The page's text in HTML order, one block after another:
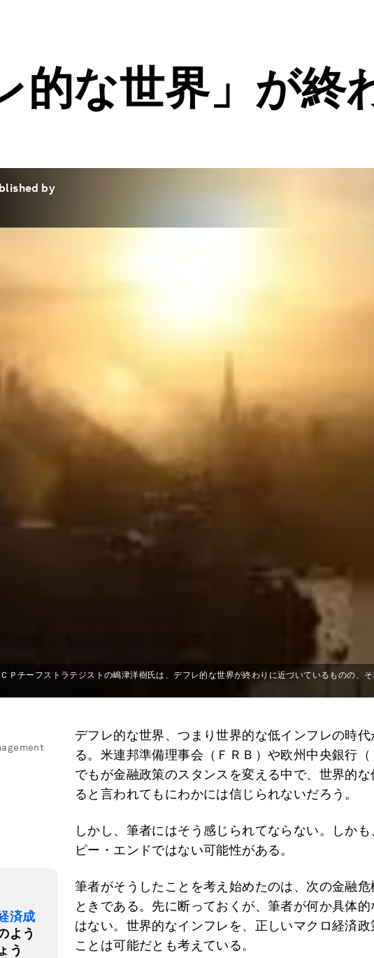
的な世界」が
by
Ｐチーフストラテジストの嶋津洋樹氏は、デフレ的な世界が終わりに近づいているものの、
済成
よう
う
デフレ的な世界、つまり世界的な低インフレの時
る。米連邦準備理事会（ＦＲＢ）や欧州中央銀行
でもが金融政策のスタンスを変える中で、世界的
ると言われてもにわかには信じられないだろう。
しかし、筆者にはそう感じられてならない。しか
ピー・エンドではない可能性がある。
筆者がそうしたことを考え始めたのは、次の金融
ときである。先に断っておくが、筆者が何か具体
はない。世界的なインフレを、正しいマクロ経済政
ことは可能だとも考えている。